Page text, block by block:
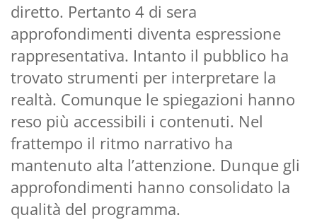
diretto. Pertanto 4 di sera
approfondimenti diventa espressione
rappresentativa. Intanto il pubblico ha
trovato strumenti per interpretare la
realtà. Comunque le spiegazioni hanno
reso più accessibili i contenuti. Nel
frattempo il ritmo narrativo ha
mantenuto alta l’attenzione. Dunque gli
approfondimenti hanno consolidato la
qualità del programma.